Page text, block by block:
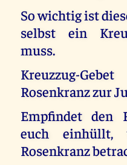
So wichtig ist
selbst ein
muss.
Kreuzzug-
Rosenkranz zur
Empfindet den
euch einhüllt,
Rosenkranz